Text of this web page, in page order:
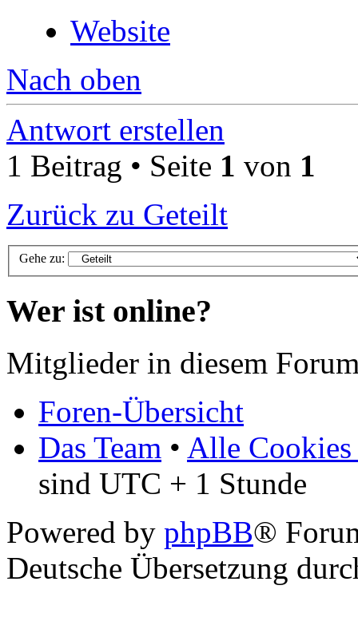
Website
Nach oben
Antwort erstellen
1 Beitrag • Seite 1 von 1
Zurück zu Geteilt
Gehe zu:
Wer ist online?
Mitglieder in diesem
Foren-Übersicht
Das Team • Alle Cookies
sind UTC + 1 Stunde
Powered by phpBB®
Deutsche Übersetzung